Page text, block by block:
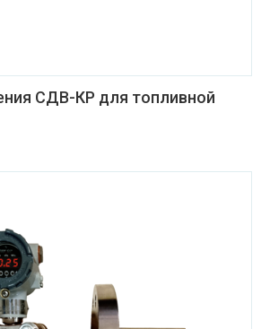
СДВ-КР для топливной